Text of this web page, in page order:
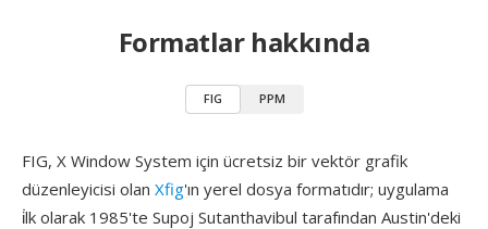
Formatlar hakkında
FIG PPM
FIG, X Window System için ücretsiz bir vektör grafik
düzenleyicisi olan Xfig'ın yerel dosya formatıdır; uygulama
i̇lk olarak 1985'te Supoj Sutanthavibul tarafından Austin'deki